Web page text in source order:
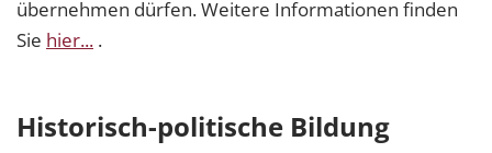
übernehmen dürfen. Weitere Informationen finden
Sie hier... .
Historisch-politische Bildung